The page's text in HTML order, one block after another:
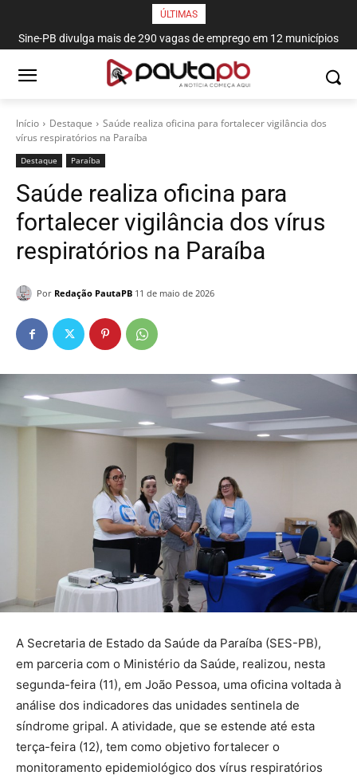
ÚLTIMAS
Sine-PB divulga mais de 290 vagas de emprego em 12 municípios
paraibanos
Início Destaque
Saúde realiza oficina para fortalecer vigilância dos
vírus respiratórios na Paraíba
Destaque Paraí­ba
Saúde realiza oficina para
fortalecer vigilância dos vírus
respiratórios na Paraíba
Por Redação PautaPB 11 de maio de 2026
A Secretaria de Estado da Saúde da Paraíba (SES-PB),
em parceria com o Ministério da Saúde, realizou, nesta
segunda-feira (11), em João Pessoa, uma oficina voltada à
análise dos indicadores das unidades sentinela de
síndrome gripal. A atividade, que se estende até esta
terça-feira (12), tem como objetivo fortalecer o
monitoramento epidemiológico dos vírus respiratórios